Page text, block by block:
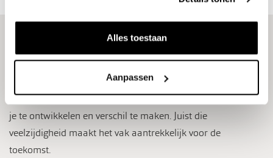
Alles toestaan
Aanpassen
Zoek de uitdaging die bij je past
kent en dat er dus altijd plek is voor nieuw talent. Of je
interesse nu ligt bij techniek, ecologie, veiligheid of
gebiedsontwikkeling: in de waterbouw zijn volop kansen om
je te ontwikkelen en verschil te maken. Juist die
veelzijdigheid maakt het vak aantrekkelijk voor de
toekomst.